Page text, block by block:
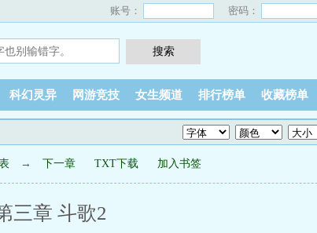
账号： 密码：
科幻灵异 网游竞技 女生频道 排行榜单 收藏榜单
→ 下一章 TXT下载 加入书签
三章 斗歌2